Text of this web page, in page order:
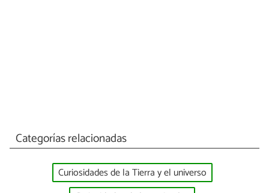
Categorías relacionadas
Curiosidades de la Tierra y el universo